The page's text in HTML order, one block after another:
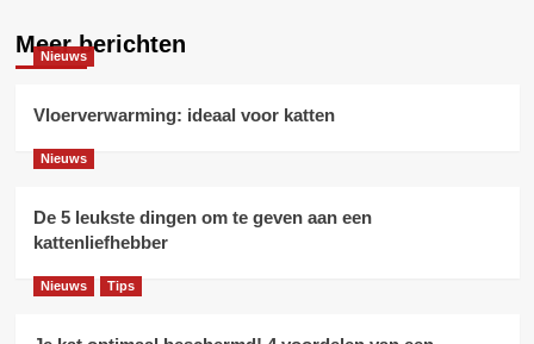
Meer berichten
Nieuws
Vloerverwarming: ideaal voor katten
Nieuws
De 5 leukste dingen om te geven aan een
kattenliefhebber
Nieuws Tips